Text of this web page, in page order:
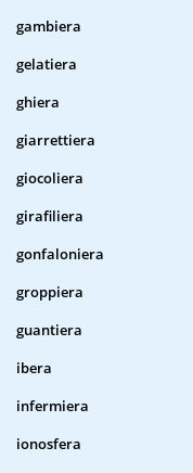
gambiera
gelatiera
ghiera
giarrettiera
giocoliera
girafiliera
gonfaloniera
groppiera
guantiera
ibera
infermiera
ionosfera